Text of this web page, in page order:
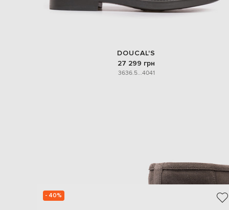
DOUCAL'S
27 299 грн
3636.5...4041
- 40%